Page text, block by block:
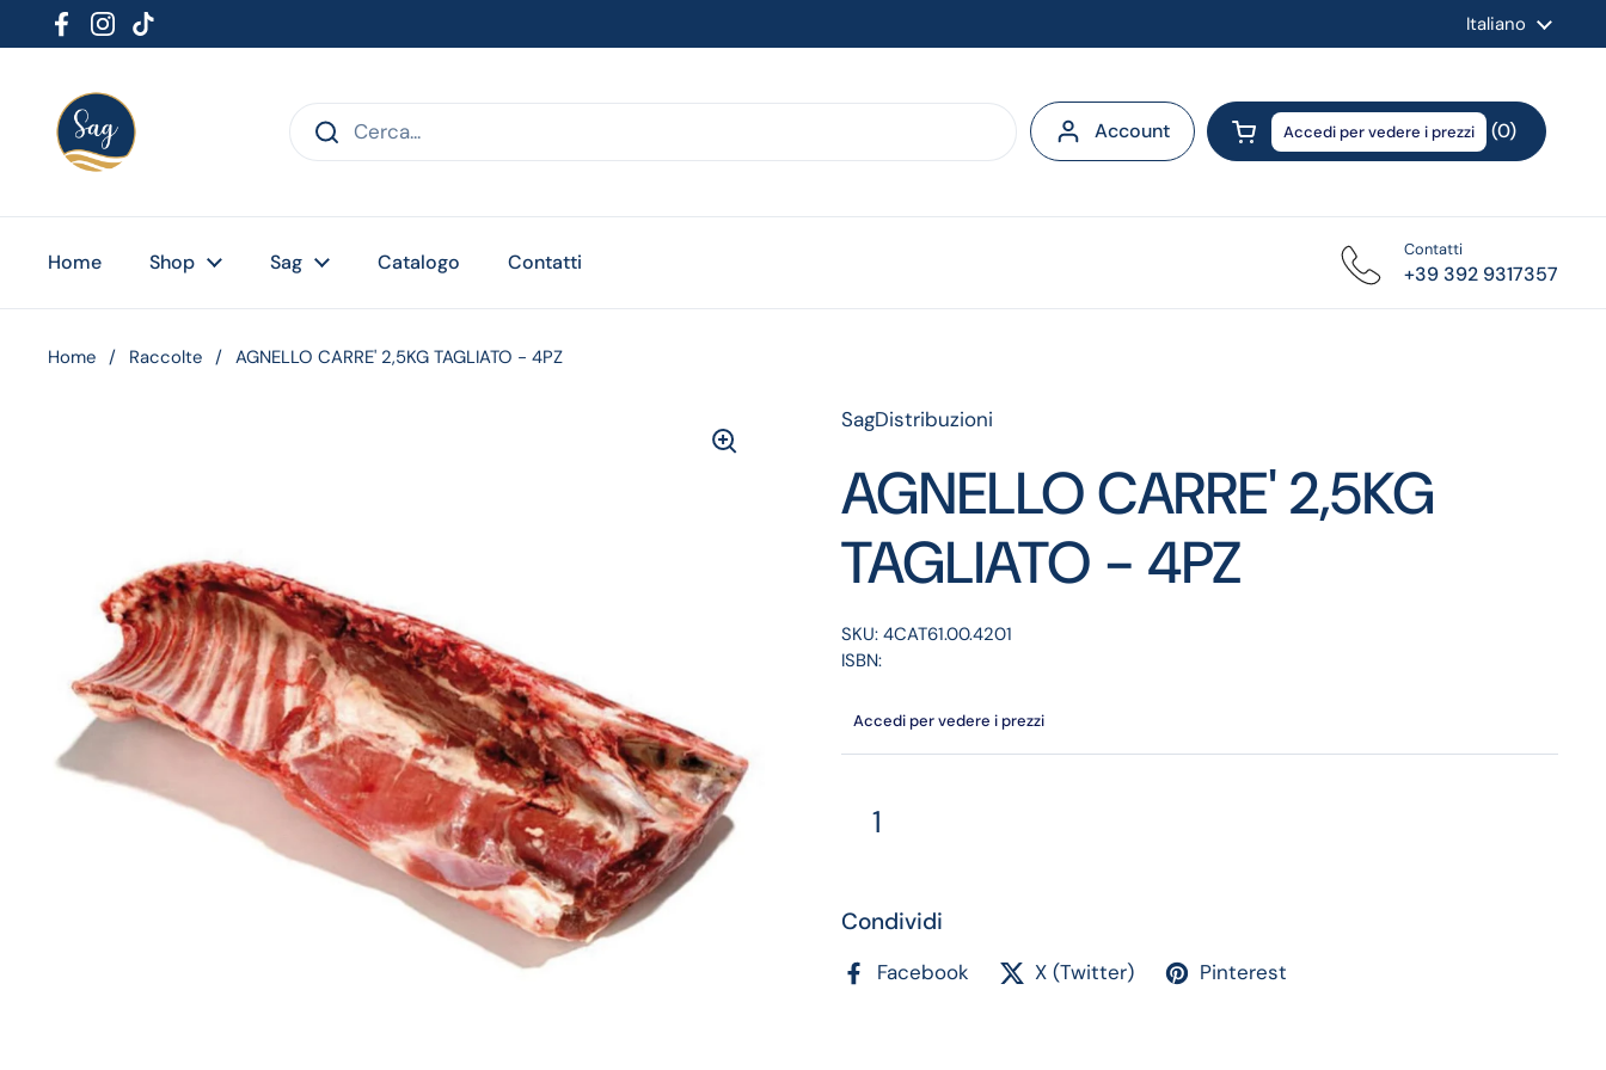
Passa ai contenuti
Facebook
Instagram
TikTok
Lingua
Italiano
Account Apri carrello
Accedi per vedere i prezzi 0
Home Shop Sag Catalogo Contatti
Contatti
+39 392 9317357
Home / Raccolte / AGNELLO CARRE' 2,5KG TAGLIATO - 4PZ
SagDistribuzioni
AGNELLO CARRE' 2,5KG
TAGLIATO - 4PZ
SKU: 4CAT61.00.4201
ISBN:
Accedi per vedere i prezzi
Condividi
Facebook X (Twitter) Pinterest